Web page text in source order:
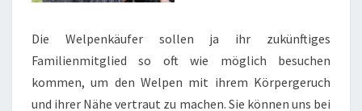
Die Welpenkäufer sollen ja ihr zukünftiges
Familienmitglied so oft wie möglich besuchen
kommen, um den Welpen mit ihrem Körpergeruch
und ihrer Nähe vertraut zu machen. Sie können uns bei